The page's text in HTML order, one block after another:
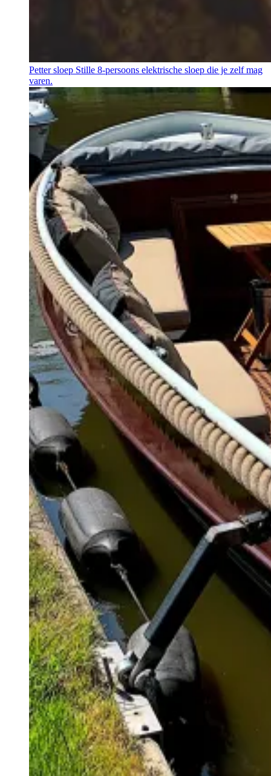
Petter sloep Stille 8-persoons elektrische sloep die je zelf mag
varen.